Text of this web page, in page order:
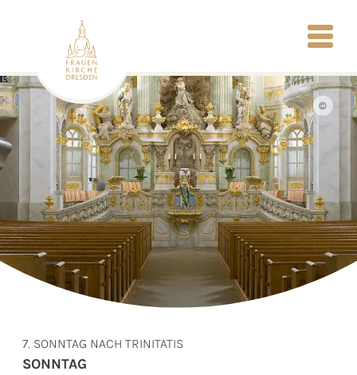
©
7. SONNTAG NACH TRINITATIS
SONNTAG